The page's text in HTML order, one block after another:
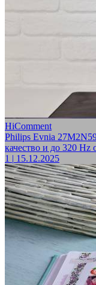
HiComment
Philips Evnia
качество и до 320
1 | 15.12.2025